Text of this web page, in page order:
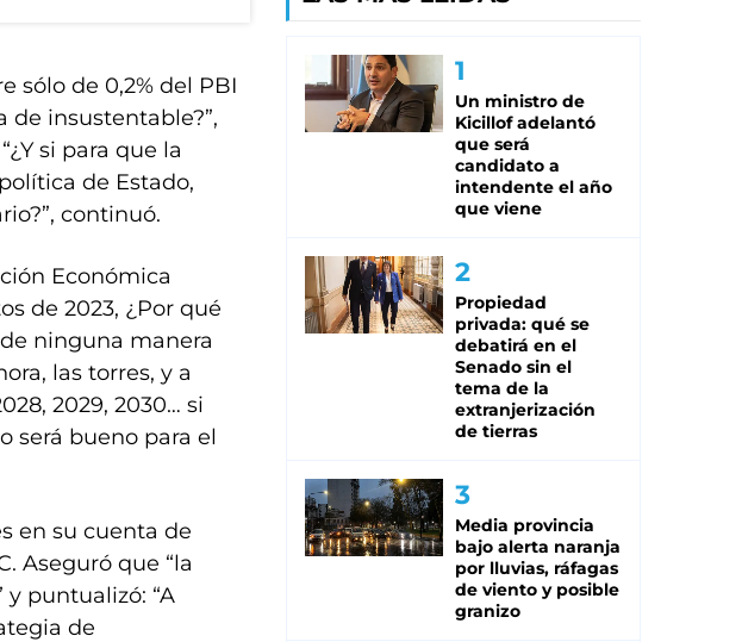
sólo de 0,2% del PBI
de insustentable?”,
si para que la
de Estado,
continuó.
Económica
de 2023, ¿Por qué
ninguna manera
las torres, y a
2029, 2030… si
será bueno para el
en su cuenta de
Aseguró que “la
puntualizó: “A
de
Un ministro de
Kicillof adelantó
que será
candidato a
intendente el año
que viene
Propiedad
privada: qué se
debatirá en el
Senado sin el
tema de la
extranjerización
de tierras
Media provincia
bajo alerta naranja
por lluvias, ráfagas
de viento y posible
granizo